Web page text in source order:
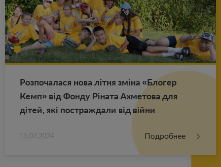
Роз­по­ча­ла­ся нова літня зміна «Бло­гер
Кемп» від Фонду Ріната Ах­ме­то­ва для
дітей, які по­ст­раж­да­ли від війни
15.07.2024 Подробнее